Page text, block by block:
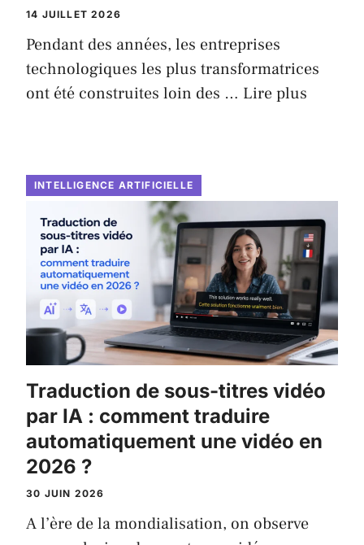
14 JUILLET 2026
Pendant des années, les entreprises
technologiques les plus transformatrices
ont été construites loin des … Lire plus
INTELLIGENCE ARTIFICIELLE
Traduction de sous-titres vidéo
par IA : comment traduire
automatiquement une vidéo en
2026 ?
30 JUIN 2026
A l’ère de la mondialisation, on observe